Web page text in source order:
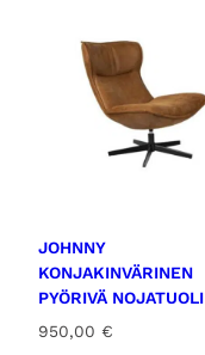
JOHNNY
KONJAKINVÄRINEN
PYÖRIVÄ NOJATUOLI
950,00 €